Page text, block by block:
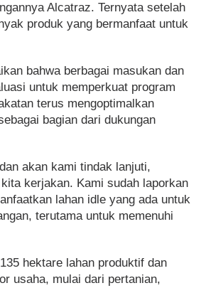
Alcatraz. Ternyata setelah
produk yang bermanfaat untuk
bahwa berbagai masukan dan
untuk memperkuat program
terus mengoptimalkan
bagian dari dukungan
akan kami tindak lanjuti,
kerjakan. Kami sudah laporkan
lahan idle yang ada untuk
terutama untuk memenuhi
hektare lahan produktif dan
usaha, mulai dari pertanian,